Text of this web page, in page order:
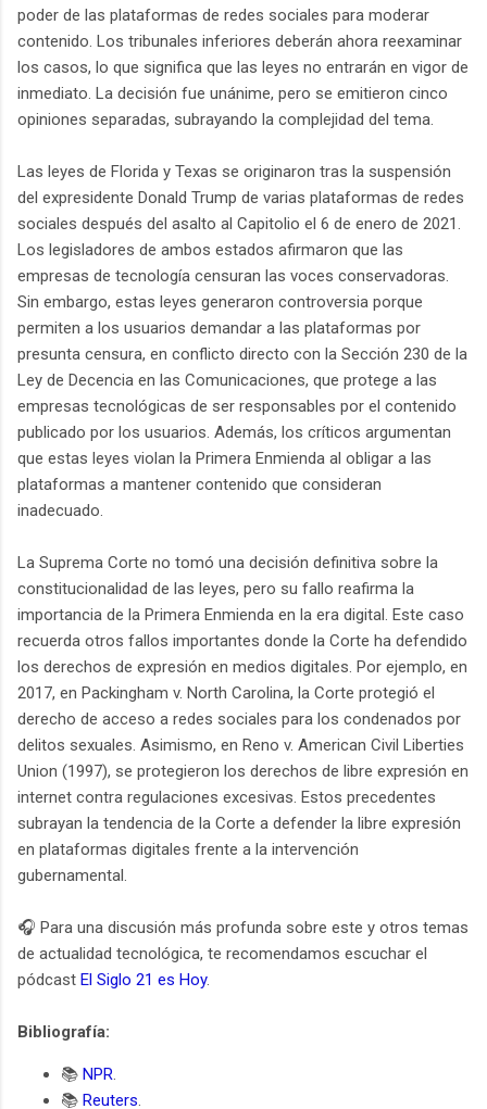
poder de las plataformas de redes sociales para moderar
contenido. Los tribunales inferiores deberán ahora reexaminar
los casos, lo que significa que las leyes no entrarán en vigor de
inmediato. La decisión fue unánime, pero se emitieron cinco
opiniones separadas, subrayando la complejidad del tema.
Las leyes de Florida y Texas se originaron tras la suspensión
del expresidente Donald Trump de varias plataformas de redes
sociales después del asalto al Capitolio el 6 de enero de 2021.
Los legisladores de ambos estados afirmaron que las
empresas de tecnología censuran las voces conservadoras.
Sin embargo, estas leyes generaron controversia porque
permiten a los usuarios demandar a las plataformas por
presunta censura, en conflicto directo con la Sección 230 de la
Ley de Decencia en las Comunicaciones, que protege a las
empresas tecnológicas de ser responsables por el contenido
publicado por los usuarios. Además, los críticos argumentan
que estas leyes violan la Primera Enmienda al obligar a las
plataformas a mantener contenido que consideran
inadecuado.
La Suprema Corte no tomó una decisión definitiva sobre la
constitucionalidad de las leyes, pero su fallo reafirma la
importancia de la Primera Enmienda en la era digital. Este caso
recuerda otros fallos importantes donde la Corte ha defendido
los derechos de expresión en medios digitales. Por ejemplo, en
2017, en Packingham v. North Carolina, la Corte protegió el
derecho de acceso a redes sociales para los condenados por
delitos sexuales. Asimismo, en Reno v. American Civil Liberties
Union (1997), se protegieron los derechos de libre expresión en
internet contra regulaciones excesivas. Estos precedentes
subrayan la tendencia de la Corte a defender la libre expresión
en plataformas digitales frente a la intervención
gubernamental.
🎧 Para una discusión más profunda sobre este y otros temas
de actualidad tecnológica, te recomendamos escuchar el
pódcast El Siglo 21 es Hoy.
Bibliografía:
📚 NPR.
📚 Reuters.